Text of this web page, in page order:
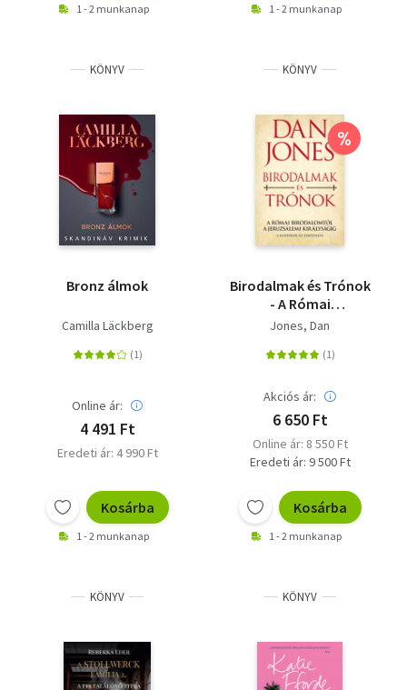
1 - 2 munkanap 1 - 2 munkanap
KÖNYV
Bronz álmok
Camilla Läckberg
Online ár:
4 491 Ft
Eredeti ár: 4 990 Ft
Kosárba
1 - 2 munkanap
KÖNYV
%
Birodalmak és Trónok
- A Római
Birodalomtól a
Királyságig - A
Jones, Dan
Akciós ár:
6 650 Ft
Online ár: 8 550 Ft
Eredeti ár: 9 500 Ft
Kosárba
1 - 2 munkanap
KÖNYV KÖNYV